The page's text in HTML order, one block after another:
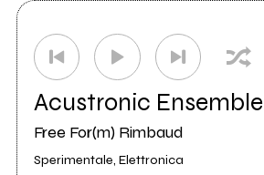
Acustronic Ensemble
Free For(m) Rimbaud
Sperimentale, Elettronica